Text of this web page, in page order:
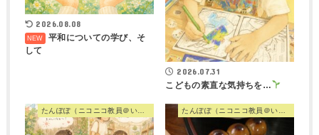
2026.08.08
平和についての学び、そ
して
2026.07.31
こどもの素直な気持ちを…